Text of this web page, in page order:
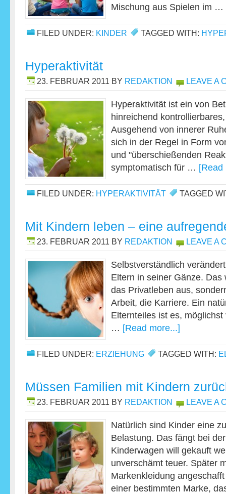
Mischung aus Spielen im …
FILED UNDER: KINDER TAGGED WITH:
Hyperaktivität
23. FEBRUAR 2011 BY REDAKTION LEAVE A
Hyperaktivität ist ein von
hinreichend
Ausgehend von innerer
sich in der Regel in Form
und "überschießenden
symptomatisch für … [Read
FILED UNDER: HYPERAKTIVITÄT TAGGED
Mit Kindern leben – eine
23. FEBRUAR 2011 BY REDAKTION LEAVE A
Selbstverständlich
Eltern in seiner Gänze.
das Privatleben aus,
Arbeit, die Karriere. Ein
Elternteiles ist es,
… [Read more...]
FILED UNDER: ERZIEHUNG TAGGED WITH:
Müssen Familien mit Kindern
23. FEBRUAR 2011 BY REDAKTION LEAVE A
Natürlich sind Kinder eine
Belastung. Das fängt bei
Kinderwagen will gekauft
unverschämt teuer. Später
Markenkleidung
einer bestimmten Marke,